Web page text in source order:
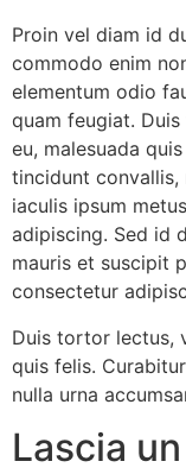
Proin vel diam id
commodo enim
elementum odio
quam feugiat.
eu, malesuada
tincidunt convallis,
iaculis ipsum
adipiscing. Sed id
mauris et suscipit
consectetur
Duis tortor lectus,
quis felis.
nulla urna
Lascia